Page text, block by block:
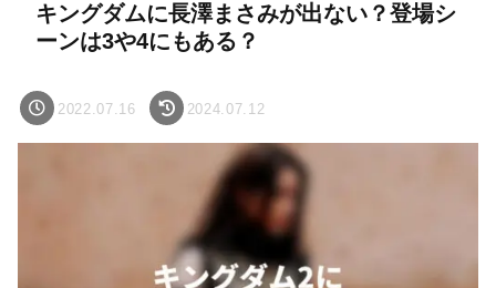
キングダムに長澤まさみが出ない？登場シ
ーンは3や4にもある？
2022.07.16 2024.07.12